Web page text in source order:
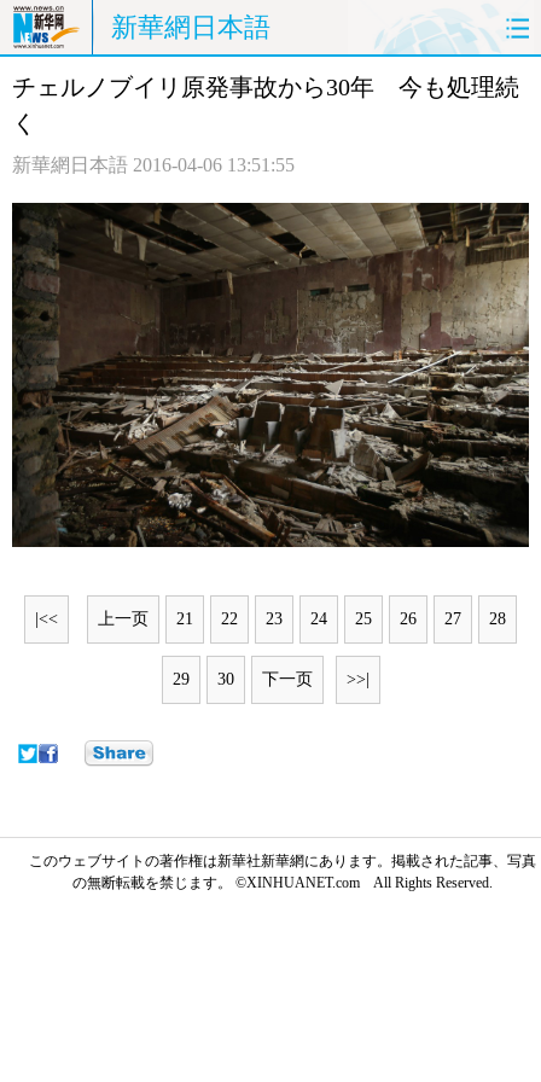
新華網日本語
ホームページ 政治 経済
観光 評論 写真
中日対訳
チェルノブイリ原発事故から30年 今も処理続
く
新華網日本語 2016-04-06 13:51:55
|<< 上一页 21 22 23 24 25 26 27 28
29 30 下一页 >>|
このウェブサイトの著作権は新華社新華網にあります。掲載された記事、写真
の無断転載を禁じます。 ©XINHUANET.com All Rights Reserved.